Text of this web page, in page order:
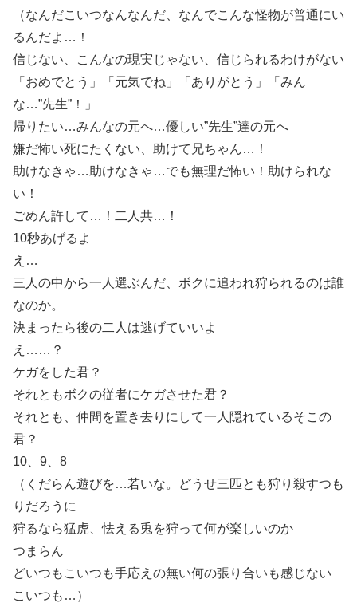
（なんだこいつなんなんだ、なんでこんな怪物が普通にい
るんだよ…！
信じない、こんなの現実じゃない、信じられるわけがない
「おめでとう」「元気でね」「ありがとう」「みん
な…”先生”！」
帰りたい…みんなの元へ…優しい”先生”達の元へ
嫌だ怖い死にたくない、助けて兄ちゃん…！
助けなきゃ…助けなきゃ…でも無理だ怖い！助けられな
い！
ごめん許して…！二人共…！
10秒あげるよ
え…
三人の中から一人選ぶんだ、ボクに追われ狩られるのは誰
なのか。
決まったら後の二人は逃げていいよ
え……？
ケガをした君？
それともボクの従者にケガさせた君？
それとも、仲間を置き去りにして一人隠れているそこの
君？
10、9、8
（くだらん遊びを…若いな。どうせ三匹とも狩り殺すつも
りだろうに
狩るなら猛虎、怯える兎を狩って何が楽しいのか
つまらん
どいつもこいつも手応えの無い何の張り合いも感じない
こいつも…）